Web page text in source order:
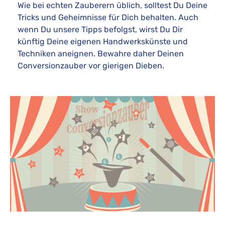
Wie bei echten Zauberern üblich, solltest Du Deine
Tricks und Geheimnisse für Dich behalten. Auch
wenn Du unsere Tipps befolgst, wirst Du Dir
künftig Deine eigenen Handwerkskünste und
Techniken aneignen. Bewahre daher Deinen
Conversionzauber vor gierigen Dieben.